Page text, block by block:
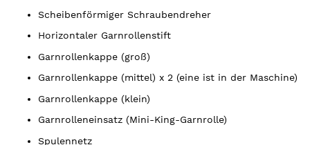
Scheibenförmiger Schraubendreher
Horizontaler Garnrollenstift
Garnrollenkappe (groß)
Garnrollenkappe (mittel) x 2 (eine ist in der Maschine)
Garnrollenkappe (klein)
Garnrolleneinsatz (Mini-King-Garnrolle)
Spulennetz